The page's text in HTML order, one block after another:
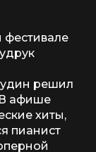
решил
В афише
хиты,
пианист